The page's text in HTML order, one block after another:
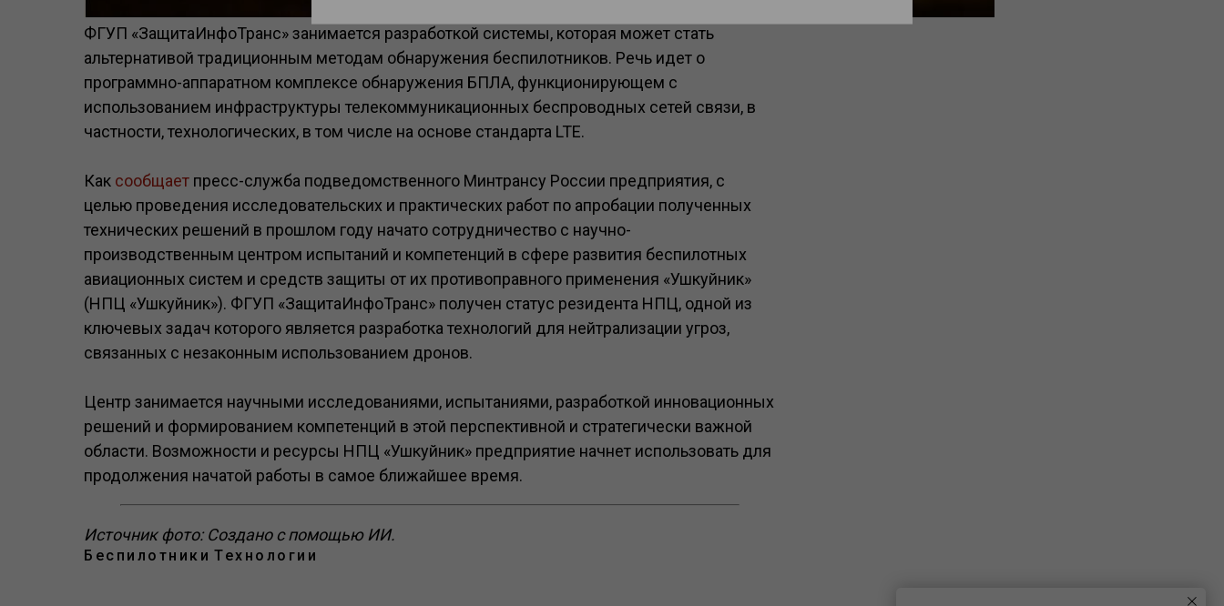
ФГУП «ЗащитаИнфоТранс» занимается разработкой системы, которая может стать
альтернативой традиционным методам обнаружения беспилотников. Речь идет о
программно-аппаратном комплексе обнаружения БПЛА, функционирующем с
использованием инфраструктуры телекоммуникационных беспроводных сетей связи, в
частности, технологических, в том числе на основе стандарта LTE.
Как сообщает пресс-служба подведомственного Минтрансу России предприятия, с
целью проведения исследовательских и практических работ по апробации полученных
технических решений в прошлом году начато сотрудничество с научно-
производственным центром испытаний и компетенций в сфере развития беспилотных
авиационных систем и средств защиты от их противоправного применения «Ушкуйник»
(НПЦ «Ушкуйник»). ФГУП «ЗащитаИнфоТранс» получен статус резидента НПЦ, одной из
ключевых задач которого является разработка технологий для нейтрализации угроз,
связанных с незаконным использованием дронов.
Центр занимается научными исследованиями, испытаниями, разработкой инновационных
решений и формированием компетенций в этой перспективной и стратегически важной
области. Возможности и ресурсы НПЦ «Ушкуйник» предприятие начнет использовать для
продолжения начатой работы в самое ближайшее время.
Источник фото: Создано с помощью ИИ.
Беспилотники Технологии